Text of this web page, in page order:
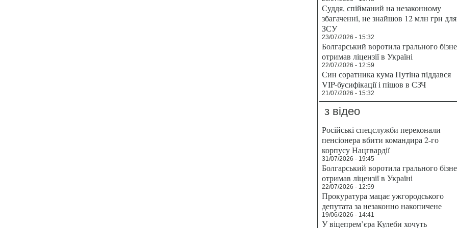
Суддя, спійманий на незаконному
збагаченні, не знайшов 12 млн грн для
ЗСУ
23/07/2026 - 15:32
Болгарський воротила грального
отримав ліцензії в Україні
22/07/2026 - 12:59
Син соратника кума Путіна піддався
VIP-бусифікації і пішов в СЗЧ
21/07/2026 - 15:32
з відео
Російські спецслужби переконали
пенсіонера вбити командира 2-го
корпусу Нацгвардії
31/07/2026 - 19:45
Болгарський воротила грального
отримав ліцензії в Україні
22/07/2026 - 12:59
Прокуратура мацає ужгородського
депутата за незаконно накопичене
19/06/2026 - 14:41
У віцепрем’єра Кулеби хочуть